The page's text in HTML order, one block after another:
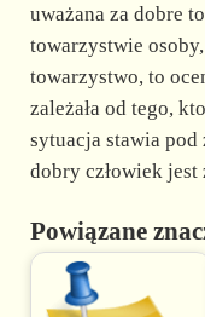
uważana za dobre
towarzystwie
towarzystwo, to
zależała od tego,
sytuacja stawia
dobry człowiek jest
Powiązane